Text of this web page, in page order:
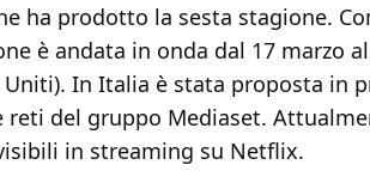
ha prodotto la sesta stagione.
è andata in onda dal 17 marzo
In Italia è stata proposta in
reti del gruppo Mediaset.
in streaming su Netflix.